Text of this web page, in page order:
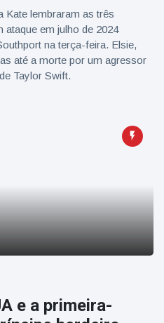
Kate lembraram as três
ataque em julho de 2024
na terça-feira. Elsie,
até a morte por um agressor
Taylor Swift.
e a primeira-